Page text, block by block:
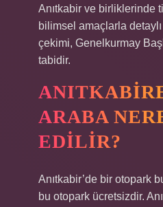
Anıtkabir ve birliklerinde
bilimsel amaçlarla
çekimi, Genelkurmay
tabidir.
ARABA
EDILIR?
Anıtkabir’de bir otopark
bu otopark ücretsizdir.